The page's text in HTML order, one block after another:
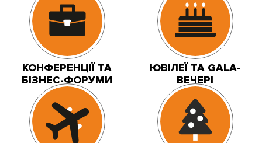
КОНФЕРЕНЦІЇ ТА
БІЗНЕС-ФОРУМИ
ЮВІЛЕЇ ТА GALA-
ВЕЧЕРІ